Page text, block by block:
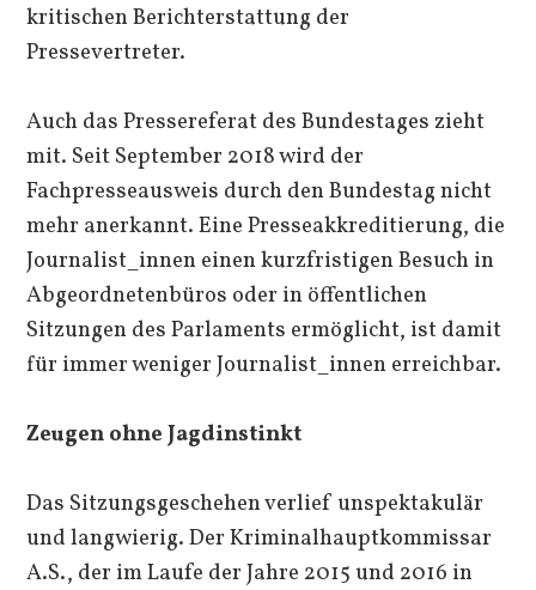
kritischen Berichterstattung der
Pressevertreter.
Auch das Pressereferat des Bundestages zieht
mit. Seit September 2018 wird der
Fachpresseausweis durch den Bundestag nicht
mehr anerkannt. Eine Presseakkreditierung, die
Journalist_innen einen kurzfristigen Besuch in
Abgeordnetenbüros oder in öffentlichen
Sitzungen des Parlaments ermöglicht, ist damit
für immer weniger Journalist_innen erreichbar.
Zeugen ohne Jagdinstinkt
Das Sitzungsgeschehen verlief unspektakulär
und langwierig. Der Kriminalhauptkommissar
A.S., der im Laufe der Jahre 2015 und 2016 in